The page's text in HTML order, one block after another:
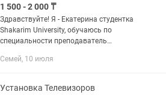
1 500 - 2 000 ₸
Здравствуйте! Я - Екатерина студентка
Shakarim University, обучаюсь по
специальности преподаватель
китайский). Мой GPA - 3.3. Почему
Семей, 10 июля
Установка Телевизоров